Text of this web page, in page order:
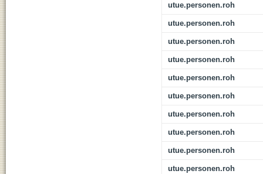
utue.personen.roh
utue.personen.roh
utue.personen.roh
utue.personen.roh
utue.personen.roh
utue.personen.roh
utue.personen.roh
utue.personen.roh
utue.personen.roh
utue.personen.roh